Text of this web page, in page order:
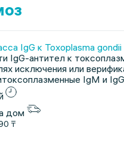
IgG к Toxoplasma
IgG-антител к
исключения или
IgM и
дом
₸